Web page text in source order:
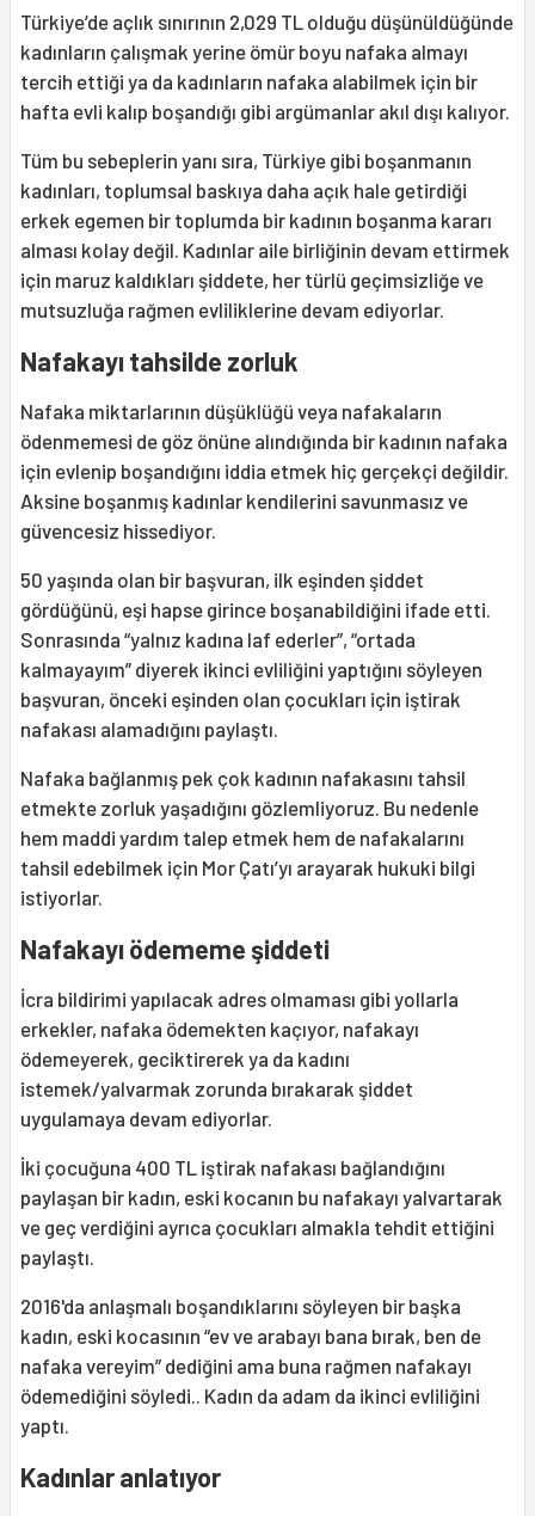
Türkiye’de açlık sınırının 2,029 TL olduğu düşünüldüğünde
kadınların çalışmak yerine ömür boyu nafaka almayı
tercih ettiği ya da kadınların nafaka alabilmek için bir
hafta evli kalıp boşandığı gibi argümanlar akıl dışı kalıyor.
Tüm bu sebeplerin yanı sıra, Türkiye gibi boşanmanın
kadınları, toplumsal baskıya daha açık hale getirdiği
erkek egemen bir toplumda bir kadının boşanma kararı
alması kolay değil. Kadınlar aile birliğinin devam ettirmek
için maruz kaldıkları şiddete, her türlü geçimsizliğe ve
mutsuzluğa rağmen evliliklerine devam ediyorlar.
Nafakayı tahsilde zorluk
Nafaka miktarlarının düşüklüğü veya nafakaların
ödenmemesi de göz önüne alındığında bir kadının nafaka
için evlenip boşandığını iddia etmek hiç gerçekçi değildir.
Aksine boşanmış kadınlar kendilerini savunmasız ve
güvencesiz hissediyor.
50 yaşında olan bir başvuran, ilk eşinden şiddet
gördüğünü, eşi hapse girince boşanabildiğini ifade etti.
Sonrasında “yalnız kadına laf ederler”, “ortada
kalmayayım” diyerek ikinci evliliğini yaptığını söyleyen
başvuran, önceki eşinden olan çocukları için iştirak
nafakası alamadığını paylaştı.
Nafaka bağlanmış pek çok kadının nafakasını tahsil
etmekte zorluk yaşadığını gözlemliyoruz. Bu nedenle
hem maddi yardım talep etmek hem de nafakalarını
tahsil edebilmek için Mor Çatı’yı arayarak hukuki bilgi
istiyorlar.
Nafakayı ödememe şiddeti
İcra bildirimi yapılacak adres olmaması gibi yollarla
erkekler, nafaka ödemekten kaçıyor, nafakayı
ödemeyerek, geciktirerek ya da kadını
istemek/yalvarmak zorunda bırakarak şiddet
uygulamaya devam ediyorlar.
İki çocuğuna 400 TL iştirak nafakası bağlandığını
paylaşan bir kadın, eski kocanın bu nafakayı yalvartarak
ve geç verdiğini ayrıca çocukları almakla tehdit ettiğini
paylaştı.
2016'da anlaşmalı boşandıklarını söyleyen bir başka
kadın, eski kocasının “ev ve arabayı bana bırak, ben de
nafaka vereyim” dediğini ama buna rağmen nafakayı
ödemediğini söyledi.. Kadın da adam da ikinci evliliğini
yaptı.
Kadınlar anlatıyor